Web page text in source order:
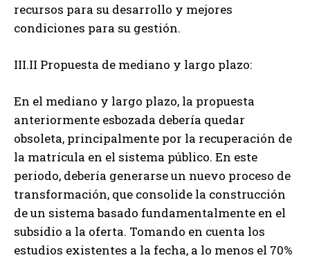
recursos para su desarrollo y mejores
condiciones para su gestión.
III.II Propuesta de mediano y largo plazo:
En el mediano y largo plazo, la propuesta
anteriormente esbozada debería quedar
obsoleta, principalmente por la recuperación de
la matrícula en el sistema público. En este
periodo, debería generarse un nuevo proceso de
transformación, que consolide la construcción
de un sistema basado fundamentalmente en el
subsidio a la oferta. Tomando en cuenta los
estudios existentes a la fecha, a lo menos el 70%